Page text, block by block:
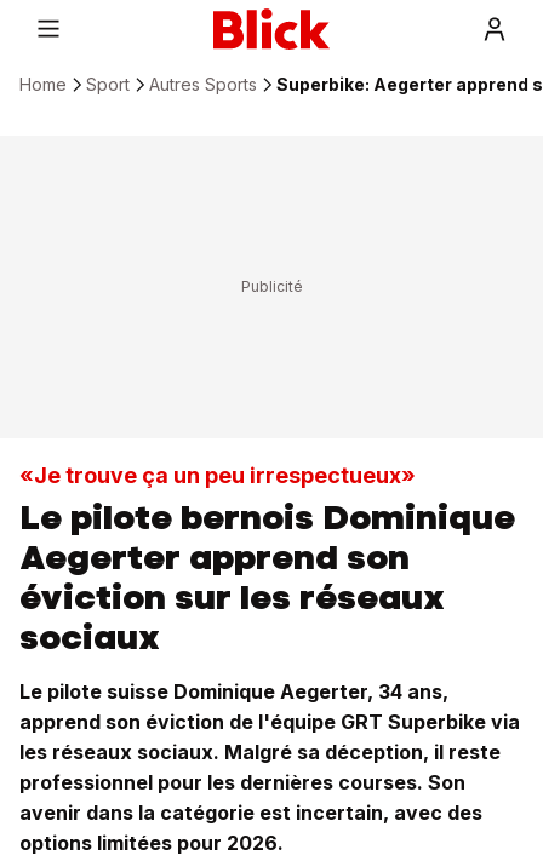
Home Sport Autres Sports Superbike: Aegerter apprend
«Je trouve ça un peu irrespectueux»
Le pilote bernois Dominique
Aegerter apprend son
éviction sur les réseaux
sociaux
Le pilote suisse Dominique Aegerter, 34 ans,
apprend son éviction de l'équipe GRT Superbike via
les réseaux sociaux. Malgré sa déception, il reste
professionnel pour les dernières courses. Son
avenir dans la catégorie est incertain, avec des
options limitées pour 2026.